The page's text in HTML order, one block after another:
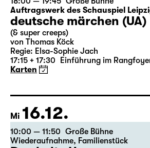
von Wilhelm Hauff
Regie: Enrico Lübbe
Karten
26.12.
15:00 Große Bühne
Alice hinter den Spiegeln
von Stephan Beer und Georg Burger
nach Lewis Carroll
Regie: Stephan Beer
Karten